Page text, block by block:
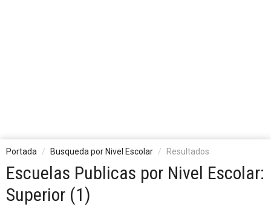
Portada Busqueda por Nivel Escolar Resultados
Escuelas Publicas por Nivel Escolar:
Superior (1)